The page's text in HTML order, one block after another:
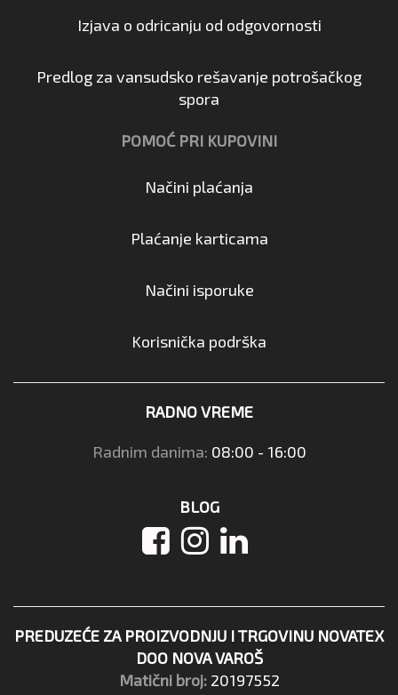
Izjava o odricanju od odgovornosti
Predlog za vansudsko rešavanje potrošačkog
spora
POMOĆ PRI KUPOVINI
Načini plaćanja
Plaćanje karticama
Načini isporuke
Korisnička podrška
RADNO VREME
Radnim danima: 08:00 - 16:00
BLOG
PREDUZEĆE ZA PROIZVODNJU I TRGOVINU NOVATEX
DOO NOVA VAROŠ
Matični broj: 20197552